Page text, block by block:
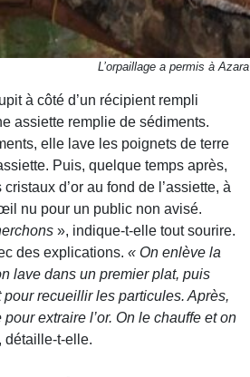
L’orpaillage a permis à
à côté d’un récipient rempli
assiette remplie de sédiments.
elle lave les poignets de terre
Puis, quelque temps après,
d’or au fond de l’assiette, à
nu pour un public non avisé.
», indique-t-elle tout sourire.
des explications. « On enlève la
lave dans un premier plat, puis
recueillir les particules. Après,
extraire l’or. On le chauffe et on
détaille-t-elle.